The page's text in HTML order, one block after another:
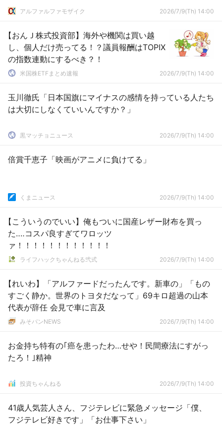
アルファルファモザイク 2026/7/9(Th) 14:00
【おんＪ株式投資部】海外や機関は買い越
し、個人だけ売ってる！？議員報酬はTOPIX
の指数連動にするべき？！
米国株ETFまとめ速報 2026/7/9(Th) 14:00
玉川徹氏「日本国旗にマイナスの感情を持っている人たち
は大切にしなくていいんですか？」
黒マッチョニュース 2026/7/9(Th) 14:00
倍賞千恵子「映画がアニメに負けてる」
くまニュース 2026/7/9(Th) 14:00
【こういうのでいい】俺もついに国産レザー財布を買っ
た‥‥コスパ良すぎてワロッツ
ァ！！！！！！！！！！！！
ライフハックちゃんねる弐式 2026/7/9(Th) 14:00
【れいわ】「アルファードだったんです。新車の」「もの
すごく静か。世界のトヨタだなって」69キロ超過の山本
代表が辞任 会見で車に言及
みそパンNEWS 2026/7/9(Th) 14:00
お金持ち特有の｢癌を患ったわ…せや！民間療法にすがっ
たろ！｣精神
投資ちゃんねる 2026/7/9(Th) 14:00
41歳人気芸人さん、フジテレビに緊急メッセージ「僕、
フジテレビ好きです」「お仕事下さい」